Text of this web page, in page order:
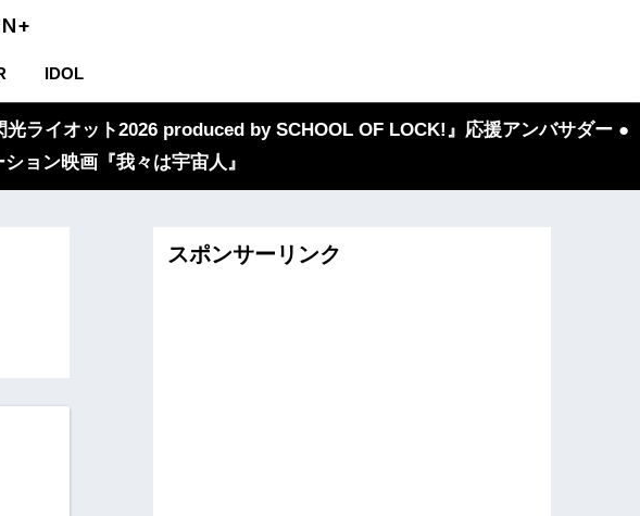
IDOL
ライオット2026 produced by SCHOOL OF LOCK!』応援アンバサダー ●
ョン映画『我々は宇宙人』
スポンサーリンク